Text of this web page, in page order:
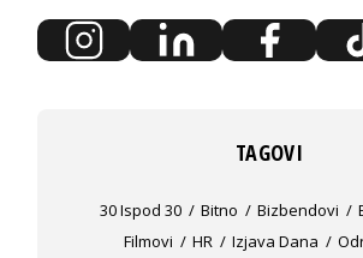
TAGOVI
30 Ispod 30 Bitno Bizbendovi
Filmovi
HR Izjava Dana